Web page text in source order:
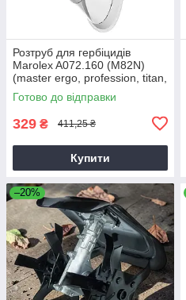
Розтруб для гербіцидів
Marolex A072.160 (M82N)
(master ergo, profession, titan,
x-line)
Готово до відправки
329 ₴ 411,25 ₴
Купити
–20%